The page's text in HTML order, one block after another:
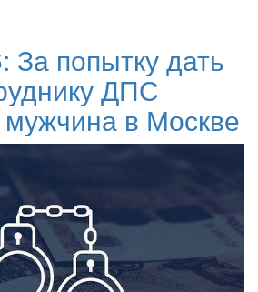
За попытку дать
ДПС
в Москве